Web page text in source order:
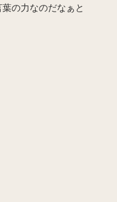
の力なのだなぁと